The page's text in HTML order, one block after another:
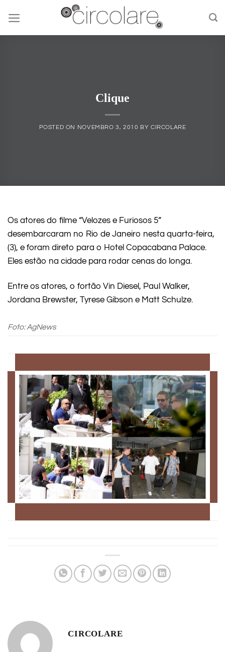
content
Clique
POSTED ON NOVEMBRO 3, 2010 BY CIRCOLARE
Os atores do filme “Velozes e Furiosos 5”
desembarcaram no Rio de Janeiro nesta quarta-feira,
(3), e foram direto para o Hotel Copacabana Palace.
Eles estão na cidade para rodar cenas do longa.
Entre os atores, o fortão Vin Diesel, Paul Walker,
Jordana Brewster, Tyrese Gibson e Matt Schulze.
Foto: AgNews
CIRCOLARE